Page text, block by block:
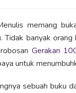
memang
Tidak banyak
Gerakan
untuk
sebuah buku